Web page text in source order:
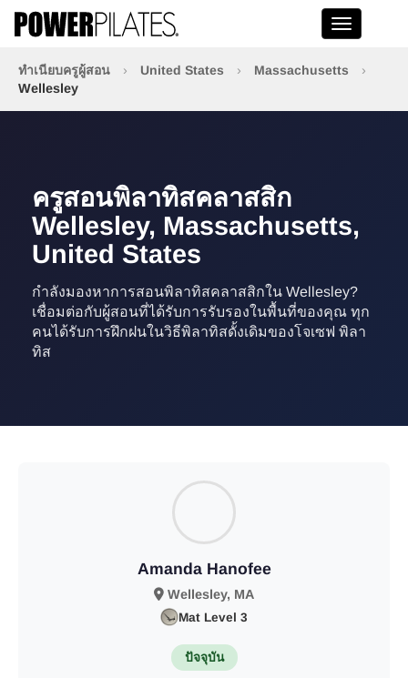
Toggle
ทำเนียบครูผู้สอน › United States › Massachusetts
›
Wellesley
ครูสอนพิลาทิสคลาสสิก
Wellesley, Massachusetts,
United States
กำลังมองหาการสอนพิลาทิสคลาสสิกใน Wellesley?
เชื่อมต่อกับผู้สอนที่ได้รับการรับรองในพื้นที่ของคุณ ทุก
คนได้รับการฝึกฝนในวิธีพิลาทิสดั้งเดิมของโจเซฟ พิลา
ทิส
Amanda Hanofee
Wellesley, MA
Mat Level 3
ปัจจุบัน